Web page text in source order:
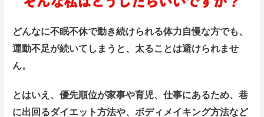
どんなに不眠不休で動き続けられる体力自慢な方でも、
運動不足が続いてしまうと、太ることは避けられませ
ん。
とはいえ、優先順位が家事や育児、仕事にあるため、巷
に出回るダイエット方法や、ボディメイキング方法など